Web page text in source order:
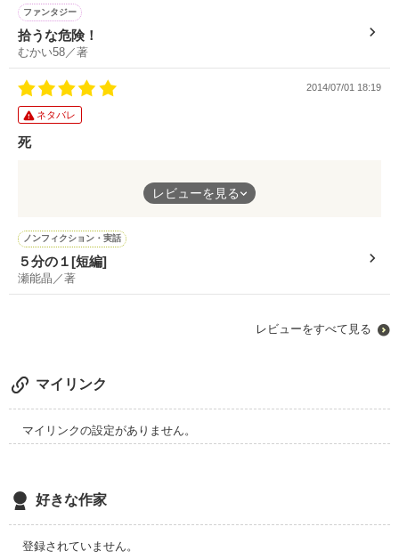
驚異的な力を持ち
化け物へと化す
人間の醜い感情が混じり合うと
狂った物語ができあがるんだよ。
ベリカ23位
ありがとうございました。
ある日、イケメンなお饅頭が落ちて来ました。
皆さんもお饅頭と生活して見ませんか...？
ファンタジー
拾うな危険！
むかい58／著
2014/07/01 18:19
ネタバレ
死
淡々としているからこそ、立体感が出て、読み手に伝わりやす
く、非常に読みやすい作品です。
日本の死刑制度について、今一度考えて見ませんか？
人の命…
それだけじゃない。
その裏側の世界も存在するんです。
ぜひ、じっくりと読んでいただきたい作品です。
レビューを見る
ノンフィクション・実話
５分の１[短編]
瀬能晶／著
レビューをすべて見る
マイリンク
マイリンクの設定がありません。
好きな作家
登録されていません。